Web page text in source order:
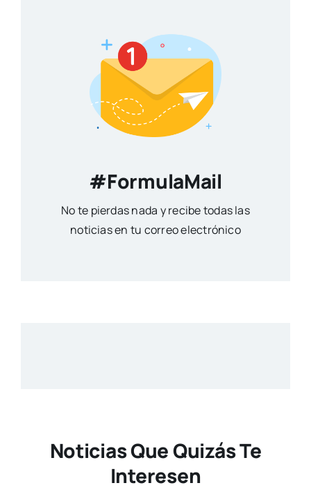
#FormulaMail
No te pierdas nada y recibe todas las
noticias en tu correo electrónico
Noticias Que Quizás Te
Interesen